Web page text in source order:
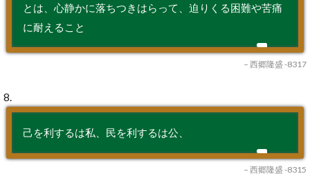
とは、心静かに落ちつきはらって、迫りくる困難や苦痛
に耐えること
– 西郷隆盛 -8317
8.
己を利するは私、民を利するは公、
– 西郷隆盛 -8315